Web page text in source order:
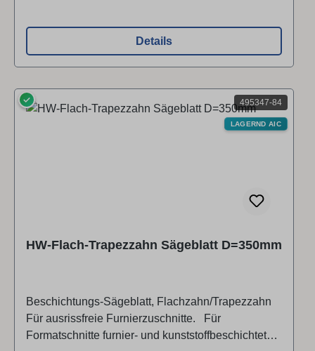
fache Standzeit durch Hartmetall-Schneiden.
Details
495347-84
✓
LAGERND AIC
HW-Flach-Trapezzahn Sägeblatt D=350mm
Beschichtungs-Sägeblatt, Flachzahn/Trapezzahn
Für ausrissfreie Furnierzuschnitte. Für
Formatschnitte furnier- und kunststoffbeschichteter